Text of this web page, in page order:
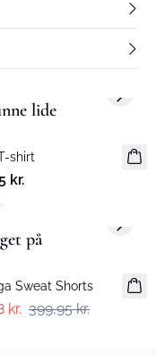
lide
shirt
kr.
Next
på
Sweat Shorts
kr. 399,95 kr.
Next